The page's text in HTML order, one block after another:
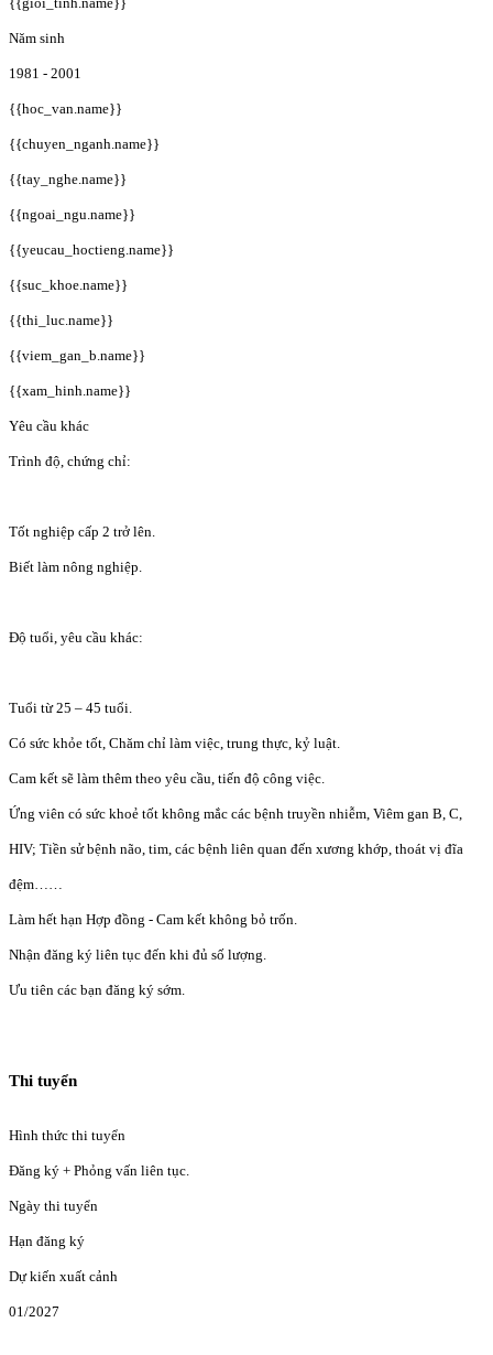
Năm sinh
1981 - 2001
{{hoc_van.name}}
{{chuyen_nganh.name}}
{{tay_nghe.name}}
{{ngoai_ngu.name}}
{{yeucau_hoctieng.name}}
{{suc_khoe.name}}
{{thi_luc.name}}
{{viem_gan_b.name}}
{{xam_hinh.name}}
Yêu cầu khác
Trình độ, chứng chỉ:
Tốt nghiệp cấp 2 trở lên.
Biết làm nông nghiệp.
Độ tuổi, yêu cầu khác:
Tuổi từ 25 – 45 tuổi.
Có sức khỏe tốt, Chăm chỉ làm việc, trung thực, kỷ luật.
Cam kết sẽ làm thêm theo yêu cầu, tiến độ công việc.
Ứng viên có sức khoẻ tốt không mắc các bệnh truyền nhiễm, Viêm gan B, C,
HIV; Tiền sử bệnh não, tim, các bệnh liên quan đến xương khớp, thoát vị đĩa
đệm……
Làm hết hạn Hợp đồng - Cam kết không bỏ trốn.
Nhận đăng ký liên tục đến khi đủ số lượng.
Ưu tiên các bạn đăng ký sớm.
Thi tuyển
Hình thức thi tuyển
Đăng ký + Phỏng vấn liên tục.
Ngày thi tuyển
Hạn đăng ký
Dự kiến xuất cảnh
01/2027